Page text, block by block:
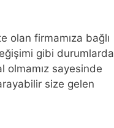
olan firmamıza bağlı
gibi durumlarda
olmamız sayesinde
size gelen